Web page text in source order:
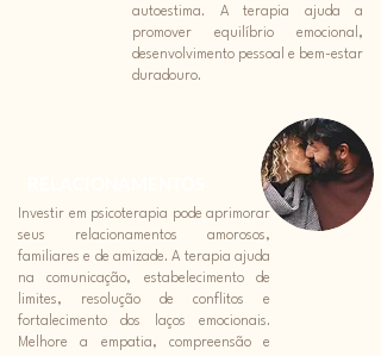
autoestima. A terapia ajuda a
promover equilíbrio emocional,
desenvolvimento pessoal e bem-estar
duradouro.
Investir em psicoterapia pode aprimorar
seus relacionamentos amorosos,
familiares e de amizade. A terapia ajuda
na comunicação, estabelecimento de
limites, resolução de conflitos e
fortalecimento dos laços emocionais.
Melhore a empatia, compreensão e